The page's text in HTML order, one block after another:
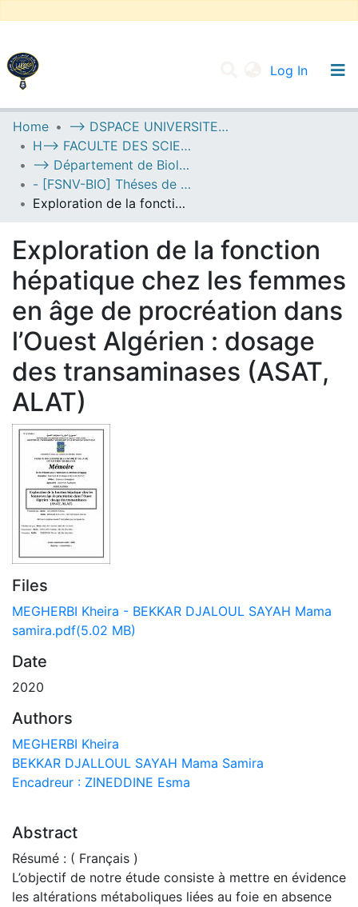
Log In
UNIVERSITY OF D.L SIDI BEL ABBES
Communities & Collections
All of DSpace
Statistics
Home
--> DSPACE UNIVERSITE DJILALLI LIABES DE SIDI BEL ABBES
H--> FACULTE DES SCIENCES DE LA NATURE ET DE LA VIE
--> Département de Biologie
- [FSNV-BIO] Théses de Master II
Exploration de la fonction hépatique chez les femmes en âge de procréation dans l’Ouest Algérien : dosage des transaminases (ASAT, ALAT)
Exploration de la fonction
hépatique chez les femmes
en âge de procréation dans
l’Ouest Algérien : dosage
des transaminases (ASAT,
ALAT)
Files
MEGHERBI Kheira - BEKKAR DJALOUL SAYAH Mama
samira.pdf(5.02 MB)
Date
2020
Authors
MEGHERBI Kheira
BEKKAR DJALLOUL SAYAH Mama Samira
Encadreur : ZINEDDINE Esma
Abstract
Résumé : ( Français )
L’objectif de notre étude consiste à mettre en évidence
les altérations métaboliques liées au foie en absence